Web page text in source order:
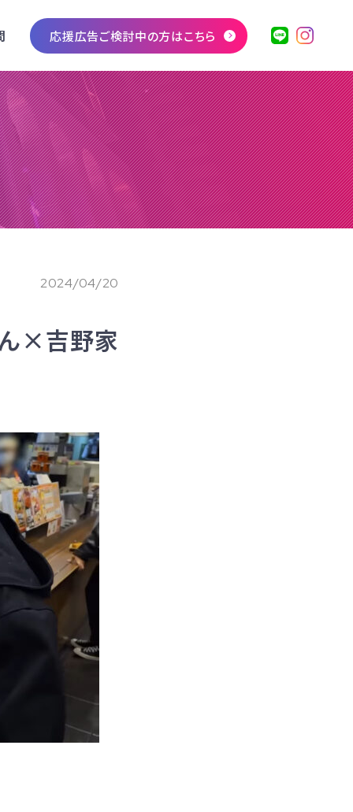
応援広告ご検討中の方はこちら
2024/04/20
×吉野家